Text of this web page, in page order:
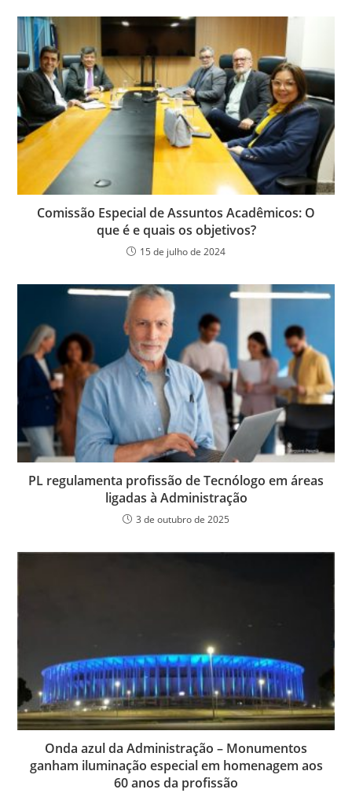
Comissão Especial de Assuntos Acadêmicos: O
que é e quais os objetivos?
15 de julho de 2024
PL regulamenta profissão de Tecnólogo em áreas
ligadas à Administração
3 de outubro de 2025
Onda azul da Administração – Monumentos
ganham iluminação especial em homenagem aos
60 anos da profissão